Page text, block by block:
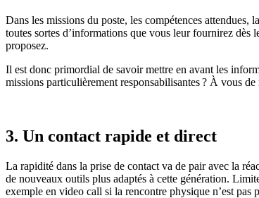
Dans les missions du poste, les compétences
toutes sortes d’informations que vous leur fournirez dès
proposez.
Il est donc primordial de savoir mettre en avant les
missions particulièrement responsabilisantes? À vous de
3. Un contact rapide et direct
La rapidité dans la prise de contact va de pair avec la
de nouveaux outils plus adaptés à cette génération.
exemple en video call si la rencontre physique n’est pas